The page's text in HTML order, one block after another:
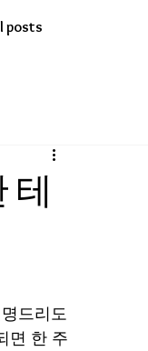
posts
테
드리도
면 한 주